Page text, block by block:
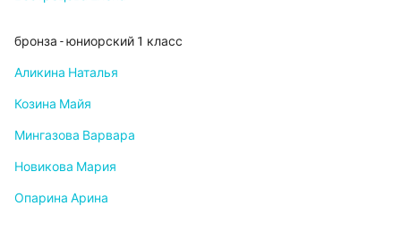
бронза - юниорский 1 класс
Аликина Наталья
Козина Майя
Мингазова Варвара
Новикова Мария
Опарина Арина